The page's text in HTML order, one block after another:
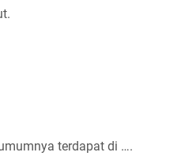
terdapat di ….